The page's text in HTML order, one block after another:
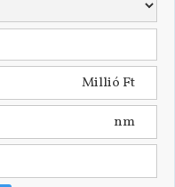
Millió Ft
nm